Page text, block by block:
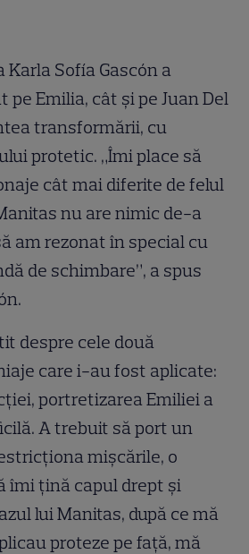
Sofía Gascón a
Emilia, cât și pe Juan Del
transformării, cu
protetic. „Îmi place să
cât mai diferite de felul
nu are nimic de-a
am rezonat în special cu
de schimbare”, a spus
despre cele două
care i-au fost aplicate:
portretizarea Emiliei a
A trebuit să port un
mișcările, o
îmi țină capul drept și
lui Manitas, după ce mă
proteze pe față, mă